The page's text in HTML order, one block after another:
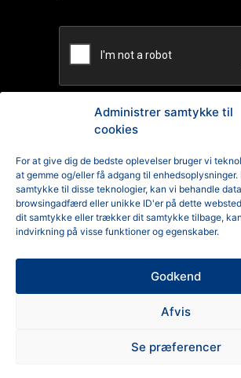
Administrer samtykke til
cookies
For at give dig de bedste oplevelser bruger vi
at gemme og/eller få adgang til
samtykke til disse teknologier, kan vi behandle
browsingadfærd eller unikke ID'er på dette
dit samtykke eller trækker dit samtykke tilbage,
indvirkning på visse funktioner og egenskaber.
Godkend
Afvis
Se præferencer
Reklamation
Generelle
Privatlivspolitik